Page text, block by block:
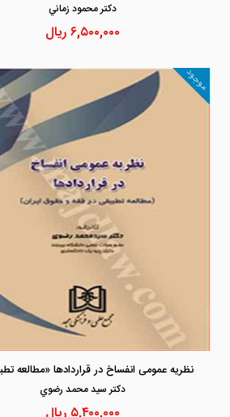
دكتر محمود زماني
۶,۵۰۰,۰۰۰ریال
موجود
دكتر سيد محمد رضوي